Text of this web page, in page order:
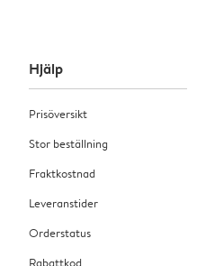
Hjälp
Prisöversikt
Stor beställning
Fraktkostnad
Leveranstider
Orderstatus
Rabattkod